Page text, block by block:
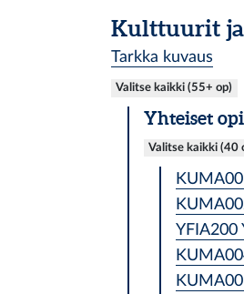
Kulttuurit ja
Tarkka kuvaus
Valitse kaikki (55+ op)
Yhteiset
Valitse kaikki (40
YFIA200